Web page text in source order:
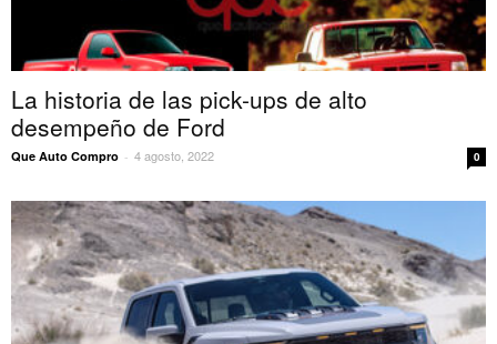
La historia de las pick-ups de alto
desempeño de Ford
Que Auto Compro - 4 agosto, 2022 0